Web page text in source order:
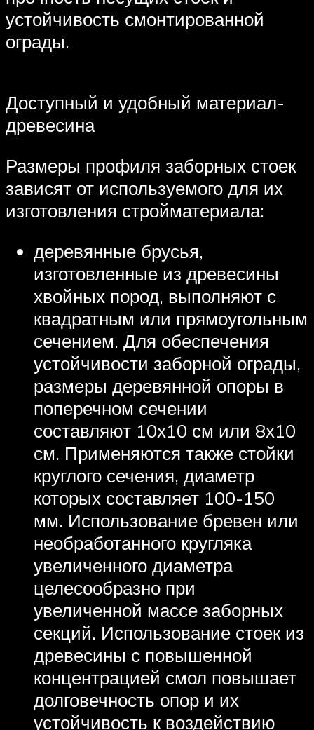
устойчивость смонтированной
ограды.
Доступный и удобный материал-
древесина
Размеры профиля заборных стоек
зависят от используемого для их
изготовления стройматериала:
деревянные брусья,
изготовленные из древесины
хвойных пород, выполняют с
квадратным или прямоугольным
сечением. Для обеспечения
устойчивости заборной ограды,
размеры деревянной опоры в
поперечном сечении
составляют 10х10 см или 8х10
см. Применяются также стойки
круглого сечения, диаметр
которых составляет 100-150
мм. Использование бревен или
необработанного кругляка
увеличенного диаметра
целесообразно при
увеличенной массе заборных
секций. Использование стоек из
древесины с повышенной
концентрацией смол повышает
долговечность опор и их
устойчивость к воздействию